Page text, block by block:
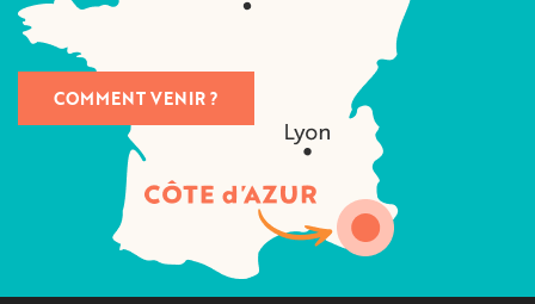
COMMENT VENIR ?